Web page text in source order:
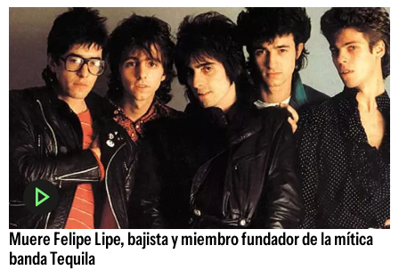
Muere Felipe Lipe, bajista y miembro fundador de la mítica
banda Tequila